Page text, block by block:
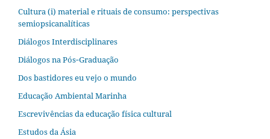
Cultura (i) material e rituais de consumo: perspectivas
semiopsicanalíticas
Diálogos Interdisciplinares
Diálogos na Pós‐Graduação
Dos bastidores eu vejo o mundo
Educação Ambiental Marinha
Escrevivências da educação física cultural
Estudos da Ásia​